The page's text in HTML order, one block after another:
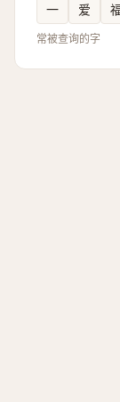
一 爱
常被查询的字